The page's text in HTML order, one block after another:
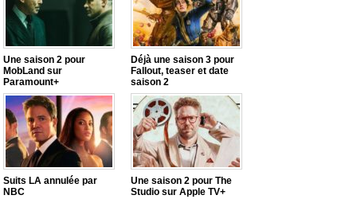
Une saison 2 pour
MobLand sur
Paramount+
Déjà une saison 3 pour
Fallout, teaser et date
saison 2
Suits LA annulée par
NBC
Une saison 2 pour The
Studio sur Apple TV+